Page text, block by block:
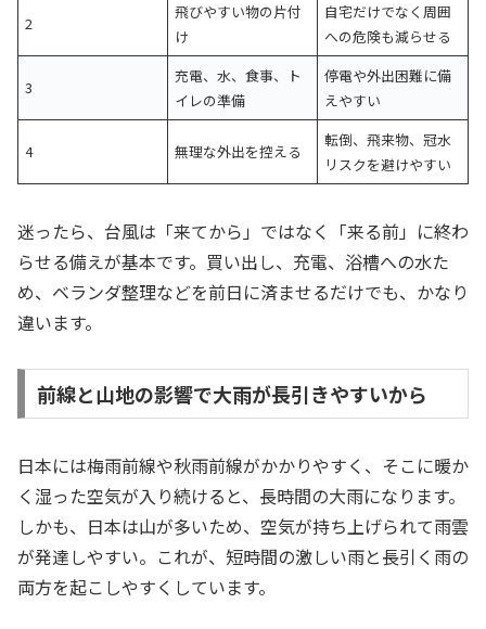
2
飛びやすい物の片付
け
自宅だけでなく周囲
への危険も減らせる
3
充電、水、食事、ト
イレの準備
停電や外出困難に備
えやすい
4 無理な外出を控える
転倒、飛来物、冠水
リスクを避けやすい
迷ったら、台風は「来てから」ではなく「来る前」に終わ
らせる備えが基本です。買い出し、充電、浴槽への水た
め、ベランダ整理などを前日に済ませるだけでも、かなり
違います。
前線と山地の影響で大雨が長引きやすいから
日本には梅雨前線や秋雨前線がかかりやすく、そこに暖か
く湿った空気が入り続けると、長時間の大雨になります。
しかも、日本は山が多いため、空気が持ち上げられて雨雲
が発達しやすい。これが、短時間の激しい雨と長引く雨の
両方を起こしやすくしています。